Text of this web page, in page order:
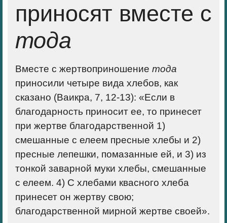
приносят вместе с
тода
Вместе с жертвоприношение тода
приносили четыре вида хлебов, как
сказано (Ваикра, 7, 12-13): «Если в
благодарность приносит ее, то принесет
при жертве благодарственной 1)
смешанные с елеем пресные хлебы и 2)
пресные лепешки, помазанные ей, и 3) из
тонкой заварной муки хлебы, смешанные
с елеем. 4) С хлебами квасного хлеба
принесет он жертву свою;
благодарственной мирной жертве своей».